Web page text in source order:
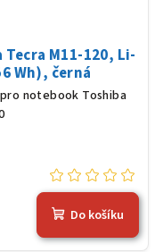
M11-120, Li-
Wh), černá
notebook Toshiba
Do košíku